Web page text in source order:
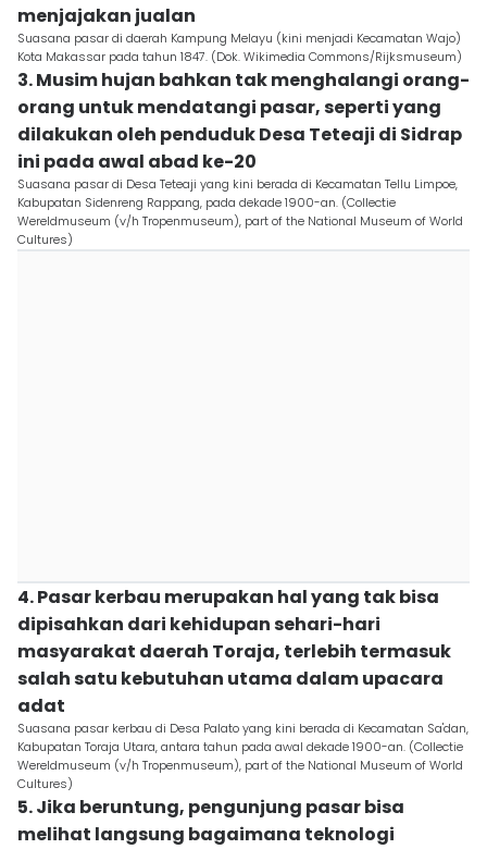
menjajakan jualan
Suasana pasar di daerah Kampung Melayu (kini menjadi Kecamatan Wajo)
Kota Makassar pada tahun 1847. (Dok. Wikimedia Commons/Rijksmuseum)
3. Musim hujan bahkan tak menghalangi orang-
orang untuk mendatangi pasar, seperti yang
dilakukan oleh penduduk Desa Teteaji di Sidrap
ini pada awal abad ke-20
Suasana pasar di Desa Teteaji yang kini berada di Kecamatan Tellu Limpoe,
Kabupatan Sidenreng Rappang, pada dekade 1900-an. (Collectie
Wereldmuseum (v/h Tropenmuseum), part of the National Museum of World
Cultures)
4. Pasar kerbau merupakan hal yang tak bisa
dipisahkan dari kehidupan sehari-hari
masyarakat daerah Toraja, terlebih termasuk
salah satu kebutuhan utama dalam upacara
adat
Suasana pasar kerbau di Desa Palato yang kini berada di Kecamatan Sa'dan,
Kabupatan Toraja Utara, antara tahun pada awal dekade 1900-an. (Collectie
Wereldmuseum (v/h Tropenmuseum), part of the National Museum of World
Cultures)
5. Jika beruntung, pengunjung pasar bisa
melihat langsung bagaimana teknologi